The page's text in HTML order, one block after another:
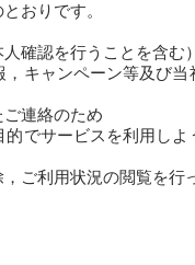
おりです。
確認を行うことを含む）
キャンペーン等及び
連絡のため
でサービスを利用しよ
ご利用状況の閲覧を行